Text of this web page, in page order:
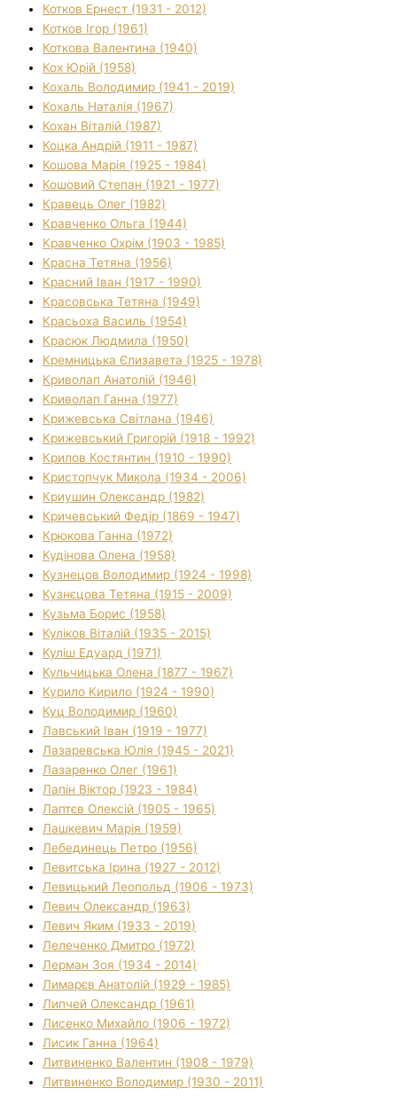
Котков Ернест (1931 - 2012)
Котков Ігор (1961)
Коткова Валентина (1940)
Кох Юрій (1958)
Кохаль Володимир (1941 - 2019)
Кохаль Наталія (1967)
Кохан Віталій (1987)
Коцка Андрій (1911 - 1987)
Кошова Марія (1925 - 1984)
Кошовий Степан (1921 - 1977)
Кравець Олег (1982)
Кравченко Ольга (1944)
Кравченко Охрім (1903 - 1985)
Красна Тетяна (1956)
Красний Іван (1917 - 1990)
Красовська Тетяна (1949)
Красьоха Василь (1954)
Красюк Людмила (1950)
Кремницька Єлизавета (1925 - 1978)
Криволап Анатолій (1946)
Криволап Ганна (1977)
Крижевська Світлана (1946)
Крижевський Григорій (1918 - 1992)
Крилов Костянтин (1910 - 1990)
Кристопчук Микола (1934 - 2006)
Криушин Олександр (1982)
Кричевський Федір (1869 - 1947)
Крюкова Ганна (1972)
Кудінова Олена (1958)
Кузнецов Володимир (1924 - 1998)
Кузнєцова Тетяна (1915 - 2009)
Кузьма Борис (1958)
Куліков Віталій (1935 - 2015)
Куліш Едуард (1971)
Кульчицька Олена (1877 - 1967)
Курило Кирило (1924 - 1990)
Куц Володимир (1960)
Лавський Іван (1919 - 1977)
Лазаревська Юлія (1945 - 2021)
Лазаренко Олег (1961)
Лапін Віктор (1923 - 1984)
Лаптєв Олексій (1905 - 1965)
Лашкевич Марія (1959)
Лебединець Петро (1956)
Левитська Ірина (1927 - 2012)
Левицький Леопольд (1906 - 1973)
Левич Олександр (1963)
Левич Яким (1933 - 2019)
Лелеченко Дмитро (1972)
Лерман Зоя (1934 - 2014)
Лимарєв Анатолій (1929 - 1985)
Липчей Олександр (1961)
Лисенко Михайло (1906 - 1972)
Лисик Ганна (1964)
Литвиненко Валентин (1908 - 1979)
Литвиненко Володимир (1930 - 2011)